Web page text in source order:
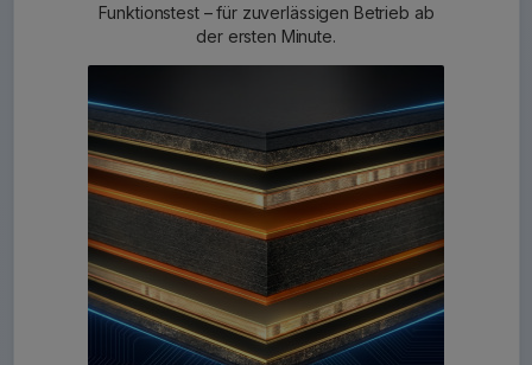
Funktionstest – für zuverlässigen Betrieb ab
der ersten Minute.